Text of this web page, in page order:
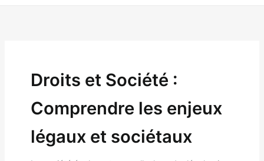
Droits et Société :
Comprendre les enjeux
légaux et sociétaux